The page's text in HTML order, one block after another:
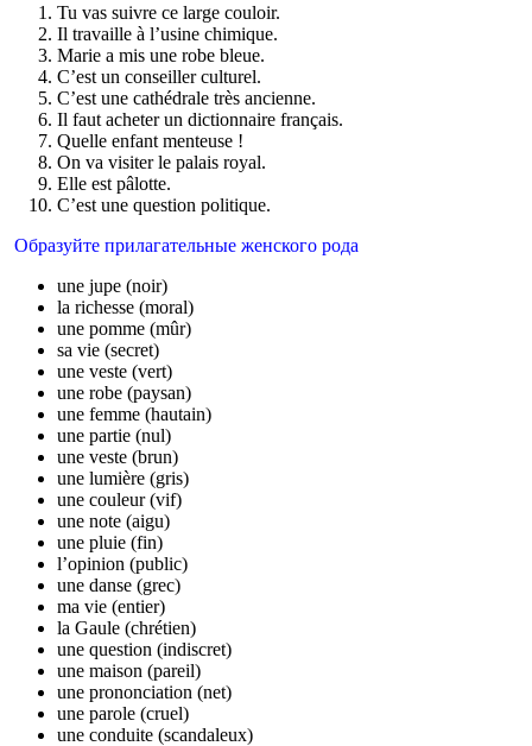
Tu vas suivre ce large couloir.
Il travaille à l’usine chimique.
Marie a mis une robe bleue.
C’est un conseiller culturel.
C’est une cathédrale très ancienne.
Il faut acheter un dictionnaire français.
Quelle enfant menteuse !
On va visiter le palais royal.
Elle est pâlotte.
C’est une question politique.
Образуйте прилагательные женского рода
une jupe (noir)
la richesse (moral)
une pomme (mûr)
sa vie (secret)
une veste (vert)
une robe (paysan)
une femme (hautain)
une partie (nul)
une veste (brun)
une lumière (gris)
une couleur (vif)
une note (aigu)
une pluie (fin)
l’opinion (public)
une danse (grec)
ma vie (entier)
la Gaule (chrétien)
une question (indiscret)
une maison (pareil)
une prononciation (net)
une parole (cruel)
une conduite (scandaleux)